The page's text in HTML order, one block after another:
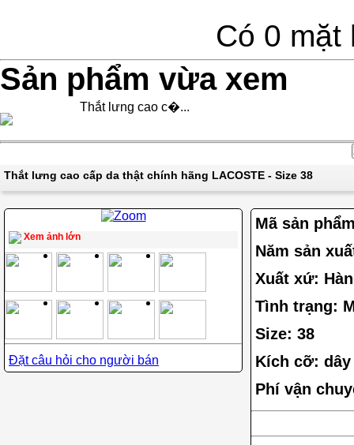
Có 0 mặt
Sản phẩm vừa xem
Thắt lưng cao c�...
Thắt lưng cao cấp da thật chính hãng LACOSTE - Size 38
Xem ảnh lớn
Đặt câu hỏi cho người bán
Mã sản
Năm sản
Xuất xứ:
Tình trạng:
Size: 38
Kích cỡ: dây
Phí vận